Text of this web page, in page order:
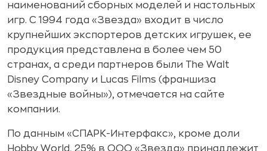
наименований сборных моделей и настольных
игр. С 1994 года «Звезда» входит в число
крупнейших экспортеров детских игрушек, ее
продукция представлена в более чем 50
странах, а среди партнеров были The Walt
Disney Company и Lucas Films (франшиза
«Звездные войны»), отмечается на сайте
компании.
По данным «СПАРК-Интерфакс», кроме доли
Hobby World, 25% в ООО «Звезда» принадлежит